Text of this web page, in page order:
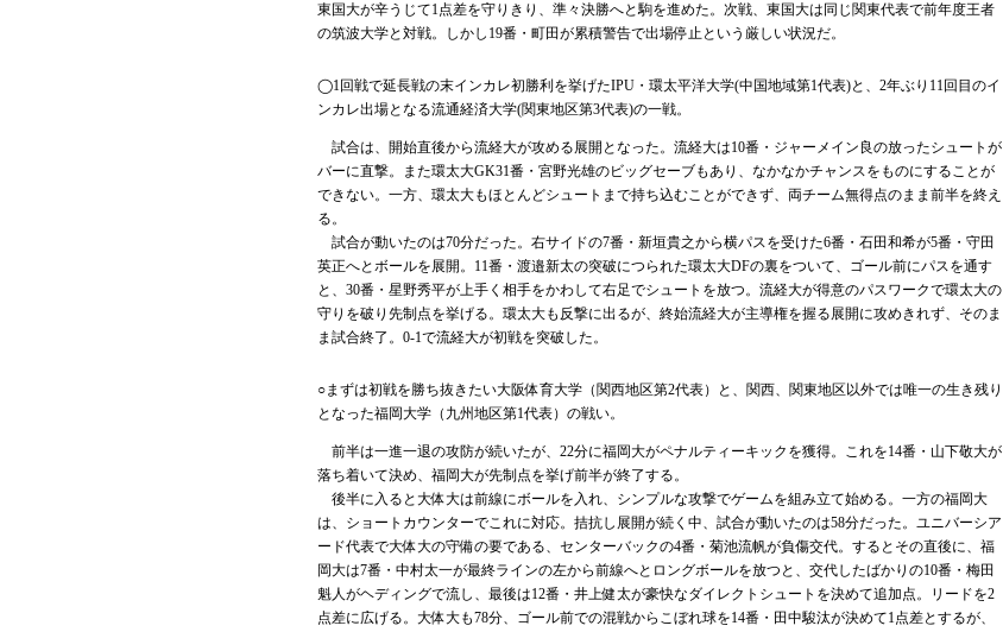
東国大が辛うじて1点差を守りきり、準々決勝へと駒を進めた。次戦、東国大は同じ関東代表で前年度王者
の筑波大学と対戦。しかし19番・町田が累積警告で出場停止という厳しい状況だ。
◯1回戦で延長戦の末インカレ初勝利を挙げたIPU・環太平洋大学(中国地域第1代表)と、2年ぶり11回目のイ
ンカレ出場となる流通経済大学(関東地区第3代表)の一戦。
試合は、開始直後から流経大が攻める展開となった。流経大は10番・ジャーメイン良の放ったシュートが
バーに直撃。また環太大GK31番・宮野光雄のビッグセーブもあり、なかなかチャンスをものにすることが
できない。一方、環太大もほとんどシュートまで持ち込むことができず、両チーム無得点のまま前半を終え
る。
試合が動いたのは70分だった。右サイドの7番・新垣貴之から横パスを受けた6番・石田和希が5番・守田
英正へとボールを展開。11番・渡邉新太の突破につられた環太大DFの裏をついて、ゴール前にパスを通す
と、30番・星野秀平が上手く相手をかわして右足でシュートを放つ。流経大が得意のパスワークで環太大の
守りを破り先制点を挙げる。環太大も反撃に出るが、終始流経大が主導権を握る展開に攻めきれず、そのま
ま試合終了。0-1で流経大が初戦を突破した。
○まずは初戦を勝ち抜きたい大阪体育大学（関西地区第2代表）と、関西、関東地区以外では唯一の生き残り
となった福岡大学（九州地区第1代表）の戦い。
前半は一進一退の攻防が続いたが、22分に福岡大がペナルティーキックを獲得。これを14番・山下敬大が
落ち着いて決め、福岡大が先制点を挙げ前半が終了する。
後半に入ると大体大は前線にボールを入れ、シンプルな攻撃でゲームを組み立て始める。一方の福岡大
は、ショートカウンターでこれに対応。拮抗し展開が続く中、試合が動いたのは58分だった。ユニバーシア
ード代表で大体大の守備の要である、センターバックの4番・菊池流帆が負傷交代。するとその直後に、福
岡大は7番・中村太一が最終ラインの左から前線へとロングボールを放つと、交代したばかりの10番・梅田
魁人がヘディングで流し、最後は12番・井上健太が豪快なダイレクトシュートを決めて追加点。リードを2
点差に広げる。大体大も78分、ゴール前での混戦からこぼれ球を14番・田中駿汰が決めて1点差とするが、